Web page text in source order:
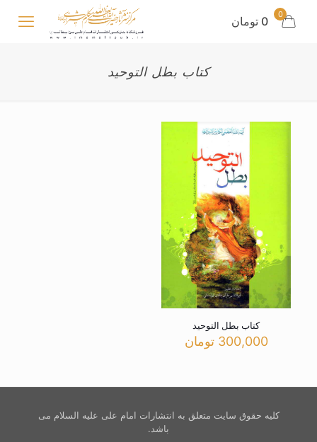
0 0 تومان
کتاب بطل التوحید
کتاب بطل التوحید
300,000 تومان
کلیه حقوق سایت متعلق به انتشارات امام علی علیه السلام می
باشد.